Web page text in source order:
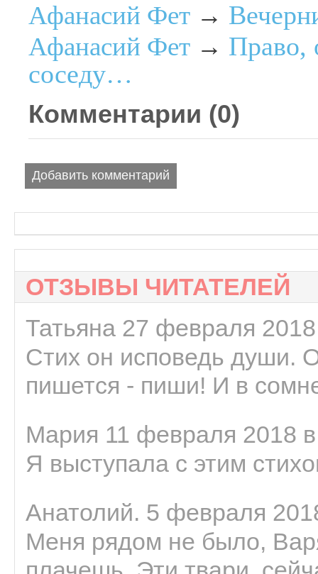
Афанасий Фет →
Афанасий Фет → Право,
соседу…
Комментарии (0)
Добавить комментарий
ОТЗЫВЫ ЧИТАТЕЛЕЙ
Татьяна 27 февраля
Стих он исповедь души.
пишется - пиши! И в
Мария 11 февраля 2018
Я выступала с этим
Анатолий. 5 февраля
Меня рядом не было,